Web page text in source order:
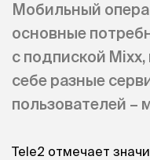
Мобильный
основные
с подпиской
себе разные
пользователей –
Tele2 отмечает